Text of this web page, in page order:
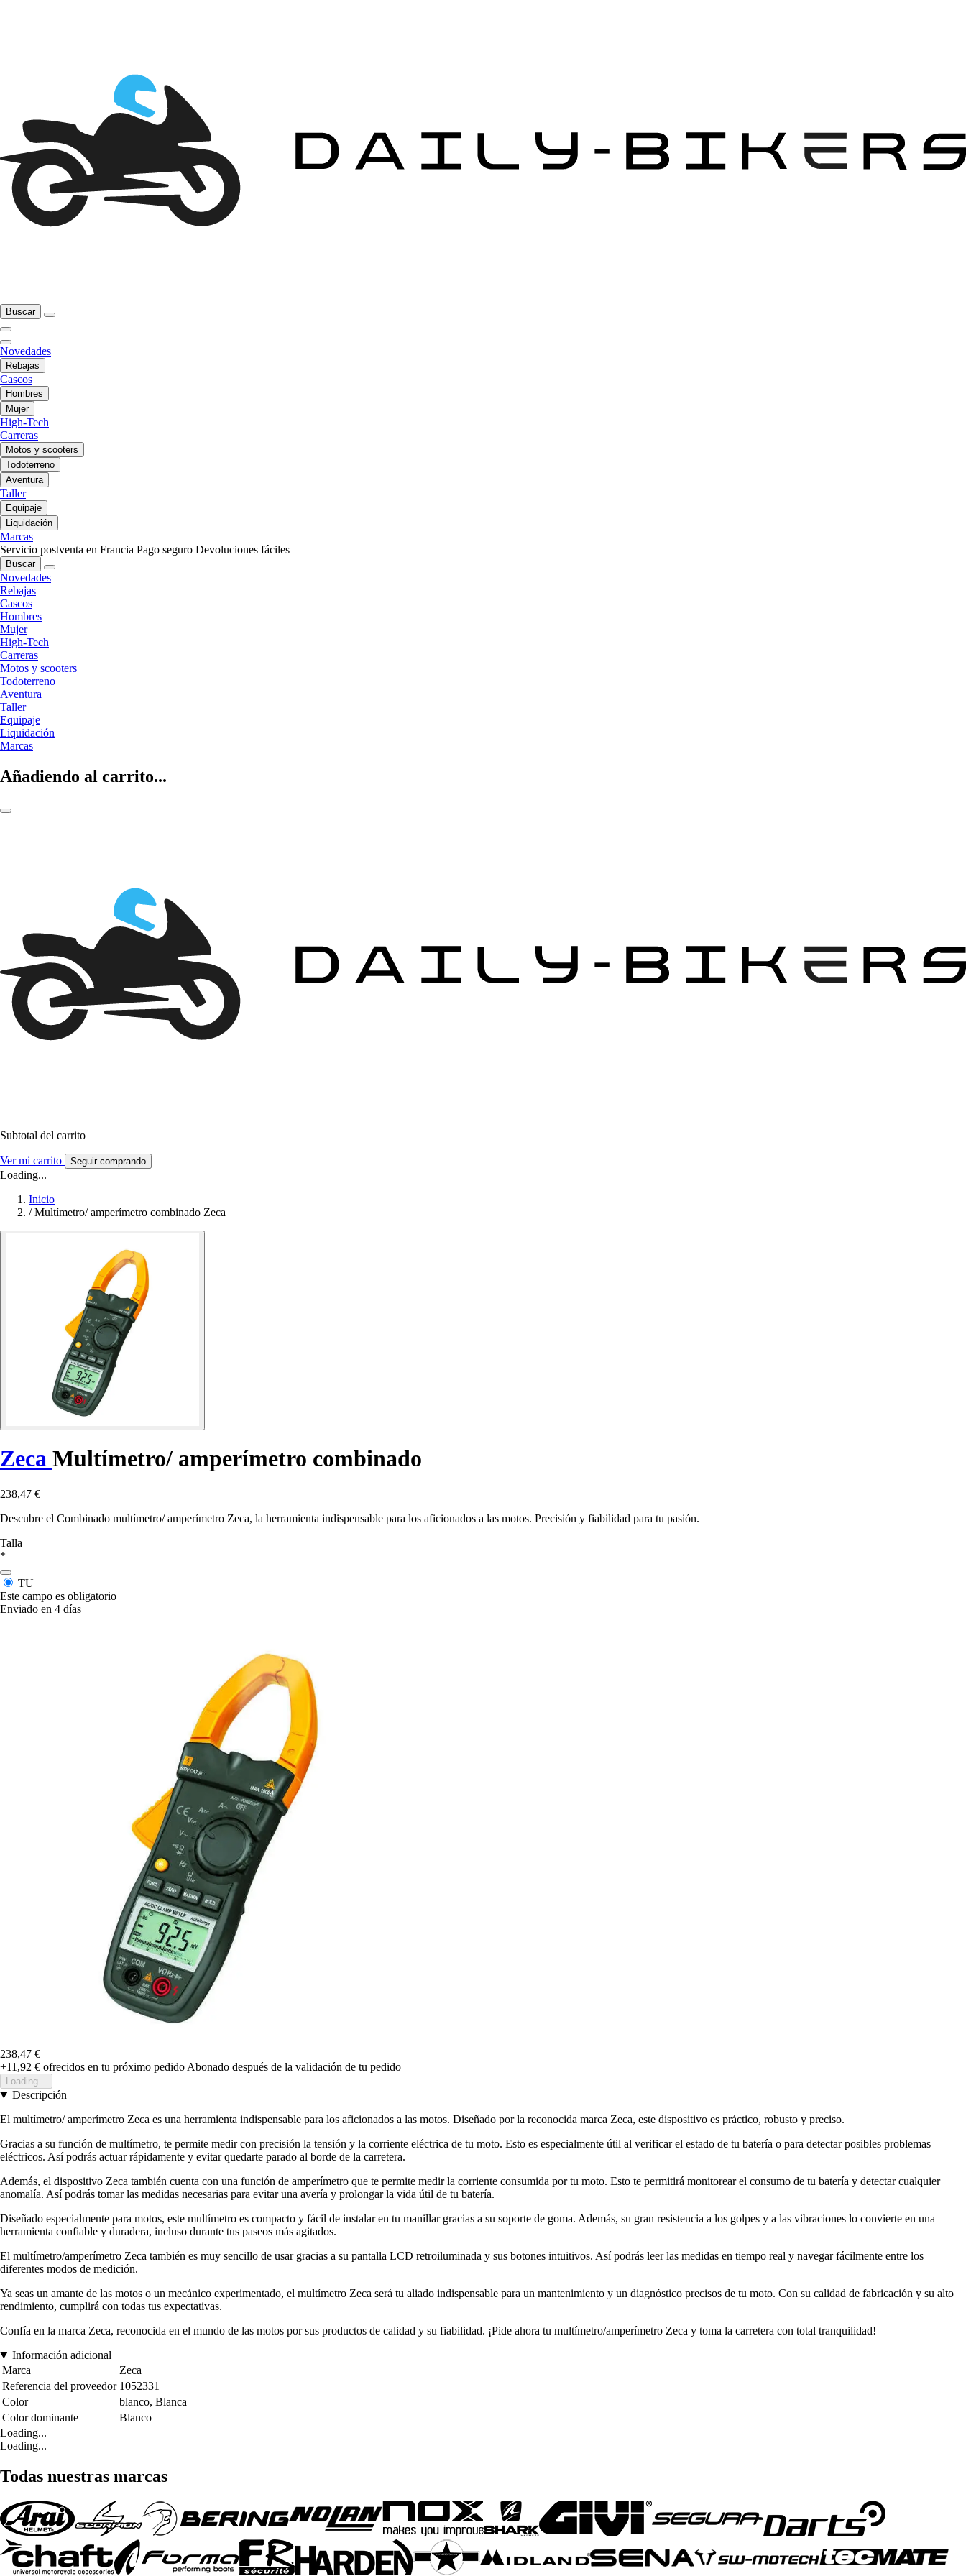
Buscar
Novedades
Rebajas
Cascos
Hombres
Mujer
High-Tech
Carreras
Motos y scooters
Todoterreno
Aventura
Taller
Equipaje
Liquidación
Marcas
Servicio postventa en Francia Pago seguro Devoluciones fáciles
Buscar
Novedades
Rebajas
Cascos
Hombres
Mujer
High-Tech
Carreras
Motos y scooters
Todoterreno
Aventura
Taller
Equipaje
Liquidación
Marcas
Añadiendo al carrito...
Subtotal del carrito
Ver mi carrito Seguir comprando
Loading...
Inicio
/ Multímetro/ amperímetro combinado Zeca
Zeca Multímetro/ amperímetro combinado
238,47 €
Descubre el Combinado multímetro/ amperímetro Zeca, la herramienta indispensable para los aficionados a las motos. Precisión y fiabilidad para tu pasión.
Talla
*
TU
Este campo es obligatorio
Enviado en 4 días
238,47 €
+11,92 € ofrecidos en tu próximo pedido Abonado después de la validación de tu pedido
Loading...
Descripción
El multímetro/ amperímetro Zeca es una herramienta indispensable para los aficionados a las motos. Diseñado por la reconocida marca Zeca, este dispositivo es práctico, robusto y preciso.
Gracias a su función de multímetro, te permite medir con precisión la tensión y la corriente eléctrica de tu moto. Esto es especialmente útil al verificar el estado de tu batería o para detectar posibles problemas
eléctricos. Así podrás actuar rápidamente y evitar quedarte parado al borde de la carretera.
Además, el dispositivo Zeca también cuenta con una función de amperímetro que te permite medir la corriente consumida por tu moto. Esto te permitirá monitorear el consumo de tu batería y detectar cualquier
anomalía. Así podrás tomar las medidas necesarias para evitar una avería y prolongar la vida útil de tu batería.
Diseñado especialmente para motos, este multímetro es compacto y fácil de instalar en tu manillar gracias a su soporte de goma. Además, su gran resistencia a los golpes y a las vibraciones lo convierte en una
herramienta confiable y duradera, incluso durante tus paseos más agitados.
El multímetro/amperímetro Zeca también es muy sencillo de usar gracias a su pantalla LCD retroiluminada y sus botones intuitivos. Así podrás leer las medidas en tiempo real y navegar fácilmente entre los
diferentes modos de medición.
Ya seas un amante de las motos o un mecánico experimentado, el multímetro Zeca será tu aliado indispensable para un mantenimiento y un diagnóstico precisos de tu moto. Con su calidad de fabricación y su alto
rendimiento, cumplirá con todas tus expectativas.
Confía en la marca Zeca, reconocida en el mundo de las motos por sus productos de calidad y su fiabilidad. ¡Pide ahora tu multímetro/amperímetro Zeca y toma la carretera con total tranquilidad!
Información adicional
Marca
Zeca
Referencia del proveedor 1052331
Color
blanco, Blanca
Color dominante
Blanco
Loading...
Loading...
Todas nuestras marcas